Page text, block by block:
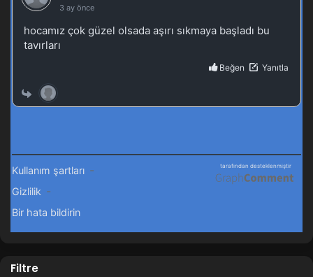
Legend of Xianwu 95.Bölüm
Blm 94 - Ocak 6, 2025
Filtre